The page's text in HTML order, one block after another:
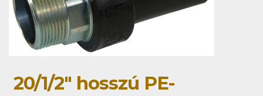
20/1/2" hosszú PE-